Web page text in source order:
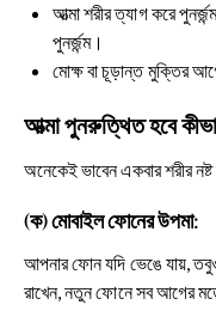
আত্মা শরীর ত্যাগ করে
পুনর্জন্ম।
মোক্ষ বা চূড়ান্ত মুক্তির
আত্মা পুনরুত্থিত হবে
অনেকেই ভাবেন একবার শরীর
(ক) মোবাইল ফোনের উপমা:
আপনার ফোন যদি ভেঙে যায়,
রাখেন, নতুন ফোনে সব আগের